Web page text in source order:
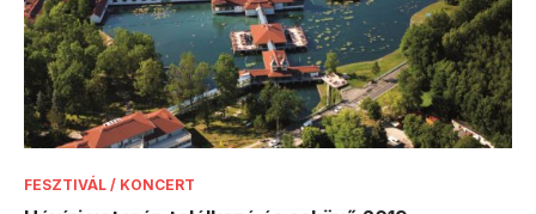
FESZTIVÁL / KONCERT